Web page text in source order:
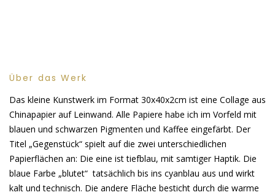
Über das Werk
Das kleine Kunstwerk im Format 30x40x2cm ist eine Collage aus
Chinapapier auf Leinwand. Alle Papiere habe ich im Vorfeld mit
blauen und schwarzen Pigmenten und Kaffee eingefärbt. Der
Titel „Gegenstück“ spielt auf die zwei unterschiedlichen
Papierflächen an: Die eine ist tiefblau, mit samtiger Haptik. Die
blaue Farbe „blutet“ tatsächlich bis ins cyanblau aus und wirkt
kalt und technisch. Die andere Fläche besticht durch die warme